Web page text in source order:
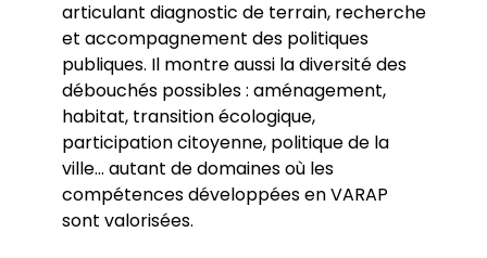
articulant diagnostic de terrain, recherche
et accompagnement des politiques
publiques. Il montre aussi la diversité des
débouchés possibles : aménagement,
habitat, transition écologique,
participation citoyenne, politique de la
ville… autant de domaines où les
compétences développées en VARAP
sont valorisées.